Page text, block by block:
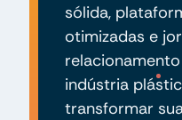
sólida,
otimizadas e
indústria
transformar